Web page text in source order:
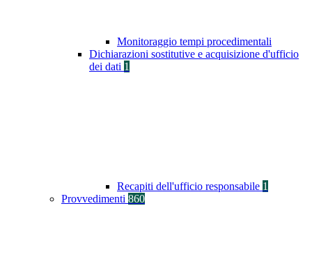
Monitoraggio tempi procedimentali
Dichiarazioni sostitutive e acquisizione d'ufficio
dei dati 1
Recapiti dell'ufficio responsabile 1
Provvedimenti 860